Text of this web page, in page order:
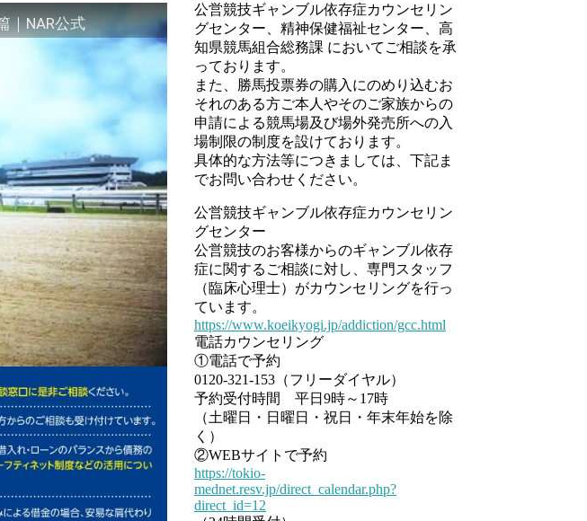
｜NAR公式
公営競技ギャンブル依存症カウンセリン
グセンター、精神保健福祉センター、高
知県競馬組合総務課 においてご相談を承
っております。
また、勝馬投票券の購入にのめり込むお
それのある方ご本人やそのご家族からの
申請による競馬場及び場外発売所への入
場制限の制度を設けております。
具体的な方法等につきましては、下記ま
でお問い合わせください。
公営競技ギャンブル依存症カウンセリン
グセンター
公営競技のお客様からのギャンブル依存
症に関するご相談に対し、専門スタッフ
（臨床心理士）がカウンセリングを行っ
ています。
https://www.koeikyogi.jp/addiction/gcc.html
電話カウンセリング
①電話で予約
0120-321-153（フリーダイヤル）
予約受付時間 平日9時～17時
（土曜日・日曜日・祝日・年末年始を除
く）
②WEBサイトで予約
https://tokio-
mednet.resv.jp/direct_calendar.php?
direct_id=12